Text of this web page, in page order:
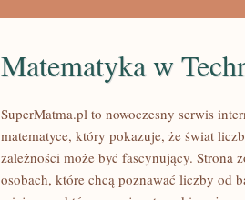
Matematyka w
SuperMatma.pl to nowoczesny serwis
matematyce, który pokazuje, że świat
zależności może być fascynujący. Strona
osobach, które chcą poznawać liczby od